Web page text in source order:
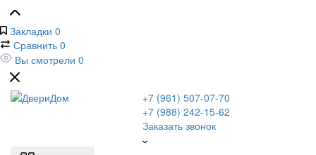
Закладки 0
Сравнить 0
Вы смотрели 0
+7 (961) 507-07-70
+7 (988) 242-15-62
Заказать звонок